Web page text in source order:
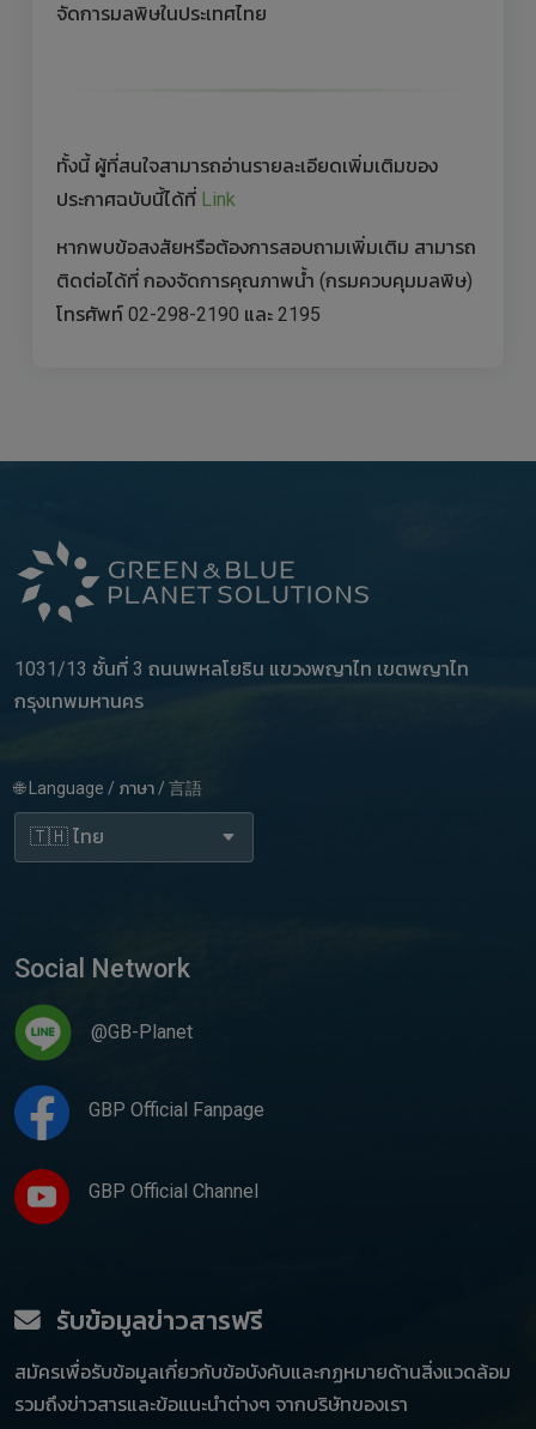
จัดการมลพิษในประเทศไทย
ทั้งนี้ ผู้ที่สนใจสามารถอ่านรายละเอียดเพิ่มเติมของ
ประกาศฉบับนี้ได้ที่ Link
หากพบข้อสงสัยหรือต้องการสอบถามเพิ่มเติม สามารถ
ติดต่อได้ที่ กองจัดการคุณภาพน้ำ (กรมควบคุมมลพิษ)
โทรศัพท์ 02-298-2190 และ 2195
1031/13 ชั้นที่ 3 ถนนพหลโยธิน แขวงพญาไท เขตพญาไท
กรุงเทพมหานคร
🌐 Language / ภาษา / 言語
Social Network
@GB-Planet
GBP Official Fanpage
GBP Official Channel
รับข้อมูลข่าวสารฟรี
สมัครเพื่อรับข้อมูลเกี่ยวกับข้อบังคับและกฏหมายด้านสิ่งแวดล้อม
รวมถึงข่าวสารและข้อแนะนำต่างๆ จากบริษัทของเรา